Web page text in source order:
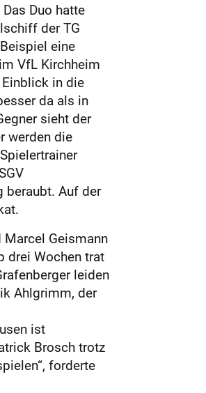
Duo ­hatte
der TG
eine
VfL Kirchheim
in die
da als in
sieht der
werden die
beraubt. Auf der
Marcel Geismann
drei Wochen trat
leiden
Ahlgrimm, der
ist
Brosch trotz
forderte